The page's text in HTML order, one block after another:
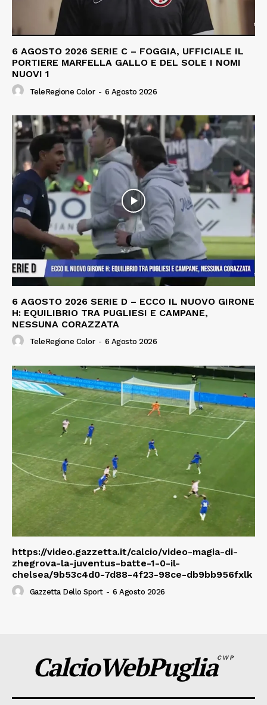
6 AGOSTO 2026 SERIE C – FOGGIA, UFFICIALE IL
PORTIERE MARFELLA GALLO E DEL SOLE I NOMI
NUOVI 1
TeleRegione Color - 6 Agosto 2026
6 AGOSTO 2026 SERIE D – ECCO IL NUOVO GIRONE
H: EQUILIBRIO TRA PUGLIESI E CAMPANE,
NESSUNA CORAZZATA
TeleRegione Color - 6 Agosto 2026
https://video.gazzetta.it/calcio/video-magia-di-
zhegrova-la-juventus-batte-1-0-il-
chelsea/9b53c4d0-7d88-4f23-98ce-db9bb956fxlk
Gazzetta Dello Sport - 6 Agosto 2026
CalcioWebPugliaCWP